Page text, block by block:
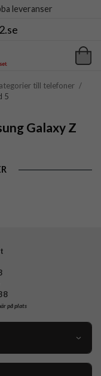
leveranser
till telefoner /
5
Galaxy Z
på plats